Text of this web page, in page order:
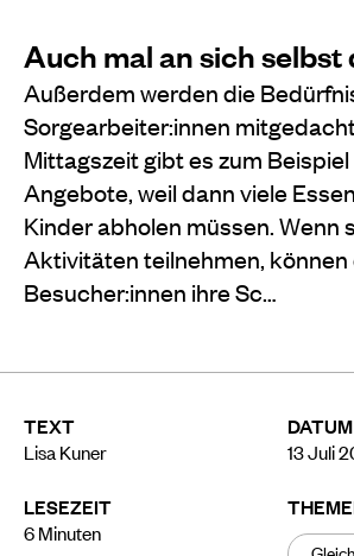
TEXT
Lisa Kuner
LESEZEIT
6Minuten
DATUM
13 Juli
Auch mal an sich selbst
Außerdem werden die
Sorgearbeiter:innen
Mittagszeit gibt es zum
Angebote, weil dann viele
Kinder abholen müssen. Wenn
Aktivitäten teilnehmen, können
Besucher:innen ihre Sc…